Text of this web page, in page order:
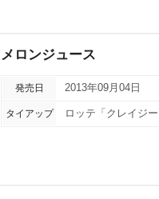
メロンジュース
発売日 2013年09月04日
タイアップ ロッテ「クレイジ